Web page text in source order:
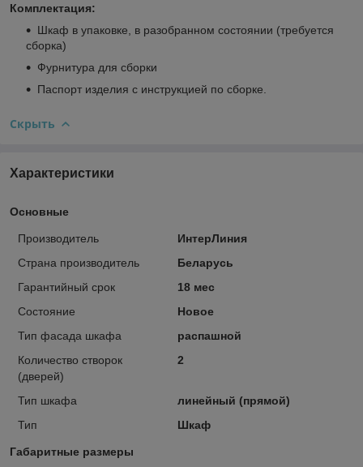
Комплектация:
Шкаф в упаковке, в разобранном состоянии (требуется
сборка)
Фурнитура для сборки
Паспорт изделия с инструкцией по сборке.
Скрыть
Характеристики
Основные
Производитель
ИнтерЛиния
Страна производитель
Беларусь
Гарантийный срок
18 мес
Состояние
Новое
Тип фасада шкафа
распашной
Количество створок
(дверей)
2
Тип шкафа
линейный (прямой)
Тип
Шкаф
Габаритные размеры